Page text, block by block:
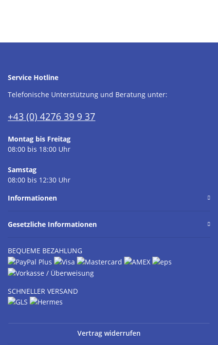
Service Hotline
Telefonische Unterstützung und Beratung unter:
+43 (0) 4276 39 9 37
Montag bis Freitag
08:00 bis 18:00 Uhr
Samstag
08:00 bis 12:30 Uhr
Informationen
Gesetzliche Informationen
BEQUEME BEZAHLUNG
SCHNELLER VERSAND
Vertrag widerrufen